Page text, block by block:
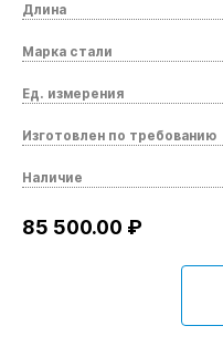
Длина
Марка стали
Ед. измерения
Изготовлен по требованию
Наличие
85 500.00 ₽